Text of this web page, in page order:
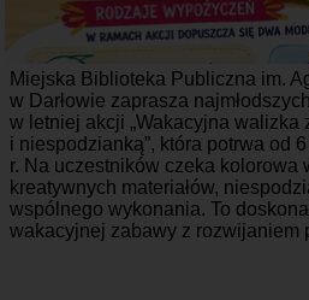
Miejska Biblioteka Publiczna im.
w Darłowie zaprasza
w letniej akcji „Wakacyjna walizka
i niespodzianką”, która potrwa od
r. Na uczestników czeka kolorowa
kreatywnych materiałów,
wspólnego wykonania. To
wakacyjnej zabawy z rozwijaniem